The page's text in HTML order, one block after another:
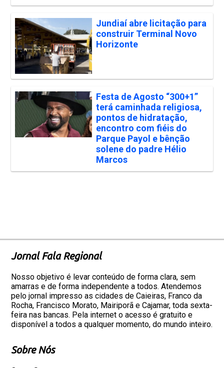
Jundiaí abre licitação para
construir Terminal Novo
Horizonte
Festa de Agosto “300+1”
terá caminhada religiosa,
pontos de hidratação,
encontro com fiéis do
Parque Payol e bênção
solene do padre Hélio
Marcos
Jornal Fala Regional
Nosso objetivo é levar conteúdo de forma clara, sem
amarras e de forma independente a todos. Atendemos
pelo jornal impresso as cidades de Caieiras, Franco da
Rocha, Francisco Morato, Mairiporã e Cajamar, toda sexta-
feira nas bancas. Pela internet o acesso é gratuito e
disponível a todos a qualquer momento, do mundo inteiro.
Sobre Nós